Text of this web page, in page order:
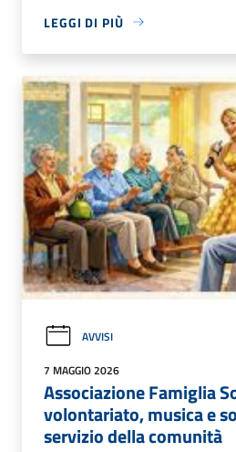
LEGGI DI PIÙ
AVVISI
7 MAGGIO 2026
Associazione Famiglia
volontariato, musica e
servizio della comunità